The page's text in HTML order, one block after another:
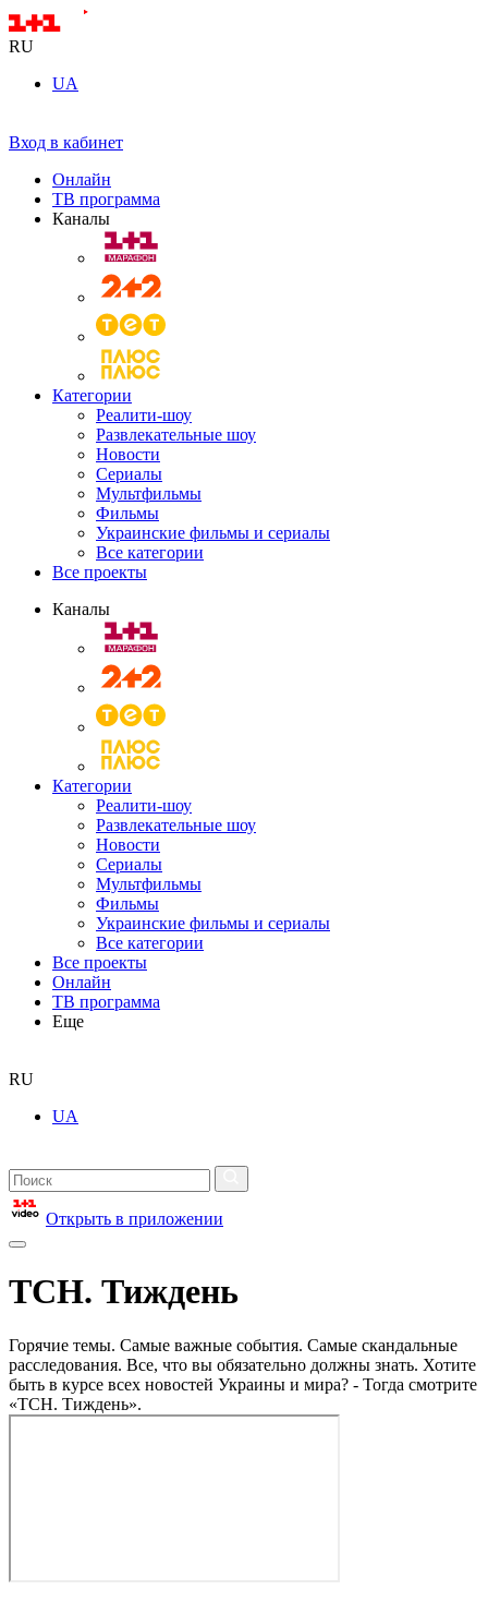
RU
UA
Вход в кабинет
Онлайн
ТВ программа
Каналы
Категории
Реалити-шоу
Развлекательные шоу
Новости
Сериалы
Мультфильмы
Фильмы
Украинские фильмы и сериалы
Все категории
Все проекты
Каналы
Категории
Реалити-шоу
Развлекательные шоу
Новости
Сериалы
Мультфильмы
Фильмы
Украинские фильмы и сериалы
Все категории
Все проекты
Онлайн
ТВ программа
Еще
RU
UA
Открыть в приложении
ТСН. Тиждень
Горячие темы. Самые важные события. Самые скандальные
расследования. Все, что вы обязательно должны знать. Хотите
быть в курсе всех новостей Украины и мира? - Тогда смотрите
«ТСН. Тиждень».